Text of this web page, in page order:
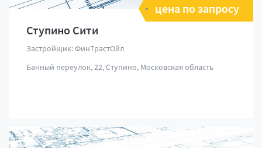
цена по запросу
Ступино Сити
Застройщик: ФинТрастОйл
Банный переулок, 22, Ступино, Московская область